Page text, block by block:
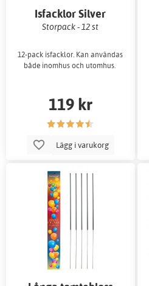
Isfacklor Silver
Storpack - 12 st
12-pack isfacklor. Kan användas
både inomhus och utomhus.
119 kr
Lägg i varukorg